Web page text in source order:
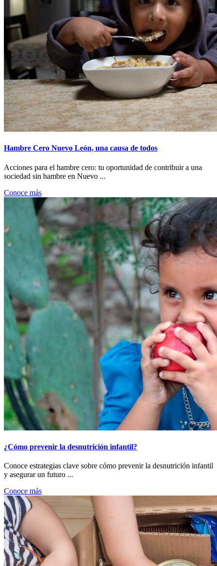
Hambre Cero Nuevo León, una causa de todos
Acciones para el hambre cero: tu oportunidad de contribuir a una
sociedad sin hambre en Nuevo ...
Conoce más
¿Cómo prevenir la desnutrición infantil?
Conoce estrategias clave sobre cómo prevenir la desnutrición infantil
y asegurar un futuro ...
Conoce más